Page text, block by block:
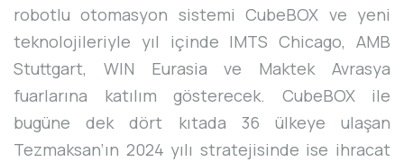
robotlu otomasyon sistemi CubeBOX ve yeni
teknolojileriyle yıl içinde IMTS Chicago, AMB
Stuttgart, WIN Eurasia ve Maktek Avrasya
fuarlarına katılım gösterecek. CubeBOX ile
bugüne dek dört kıtada 36 ülkeye ulaşan
Tezmaksan’ın 2024 yılı stratejisinde ise ihracat